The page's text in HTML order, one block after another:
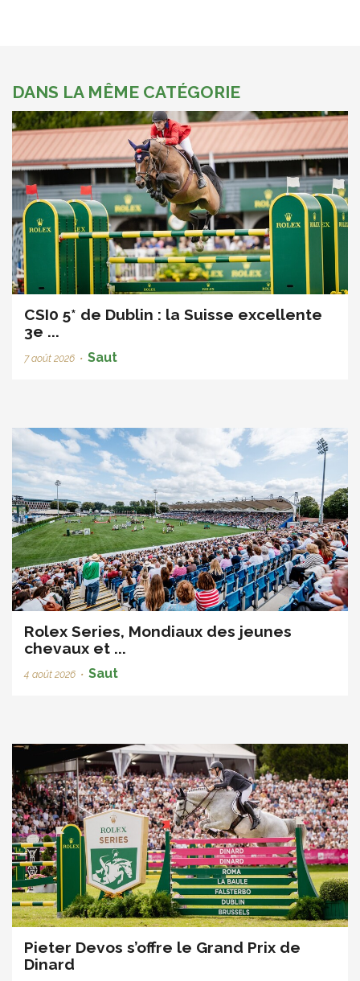
DANS LA MÊME CATÉGORIE
CSI0 5* de Dublin : la Suisse excellente
3e ...
7 août 2026 • Saut
Rolex Series, Mondiaux des jeunes
chevaux et ...
4 août 2026 • Saut
Pieter Devos s’offre le Grand Prix de
Dinard